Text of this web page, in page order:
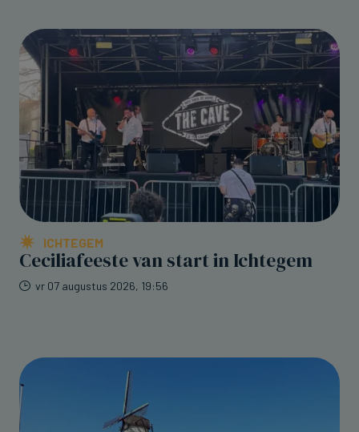
ICHTEGEM
Ceciliafeeste van start in Ichtegem
vr 07 augustus 2026, 19:56